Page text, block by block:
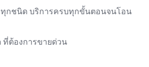
ทุกชนิด บริการครบทุกขั้นตอนจนโอน
ต้องการขายด่วน